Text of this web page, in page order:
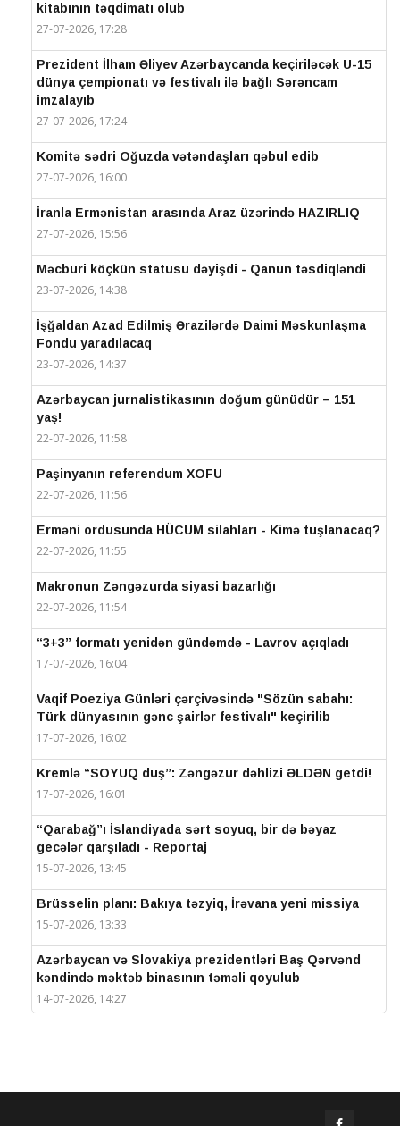
kitabının təqdimatı olub
27-07-2026, 17:28
Prezident İlham Əliyev Azərbaycanda keçiriləcək U-15
dünya çempionatı və festivalı ilə bağlı Sərəncam
imzalayıb
27-07-2026, 17:24
Komitə sədri Oğuzda vətəndaşları qəbul edib
27-07-2026, 16:00
İranla Ermənistan arasında Araz üzərində HAZIRLIQ
27-07-2026, 15:56
Məcburi köçkün statusu dəyişdi - Qanun təsdiqləndi
23-07-2026, 14:38
İşğaldan Azad Edilmiş Ərazilərdə Daimi Məskunlaşma
Fondu yaradılacaq
23-07-2026, 14:37
Azərbaycan jurnalistikasının doğum günüdür – 151
yaş!
22-07-2026, 11:58
Paşinyanın referendum XOFU
22-07-2026, 11:56
Erməni ordusunda HÜCUM silahları - Kimə tuşlanacaq?
22-07-2026, 11:55
Makronun Zəngəzurda siyasi bazarlığı
22-07-2026, 11:54
“3+3” formatı yenidən gündəmdə - Lavrov açıqladı
17-07-2026, 16:04
Vaqif Poeziya Günləri çərçivəsində "Sözün sabahı:
Türk dünyasının gənc şairlər festivalı" keçirilib
17-07-2026, 16:02
Kremlə “SOYUQ duş”: Zəngəzur dəhlizi ƏLDƏN getdi!
17-07-2026, 16:01
“Qarabağ”ı İslandiyada sərt soyuq, bir də bəyaz
gecələr qarşıladı - Reportaj
15-07-2026, 13:45
Brüsselin planı: Bakıya təzyiq, İrəvana yeni missiya
15-07-2026, 13:33
Azərbaycan və Slovakiya prezidentləri Baş Qərvənd
kəndində məktəb binasının təməli qoyulub
14-07-2026, 14:27
Prezidentlər Şuşada mətbuata bəyanatlarla çıxış